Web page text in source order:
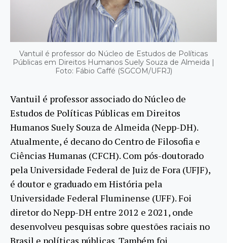
Vantuil é professor do Núcleo de Estudos de Políticas
Públicas em Direitos Humanos Suely Souza de Almeida |
Foto: Fábio Caffé (SGCOM/UFRJ)
Vantuil é professor associado do Núcleo de
Estudos de Políticas Públicas em Direitos
Humanos Suely Souza de Almeida (Nepp-DH).
Atualmente, é decano do Centro de Filosofia e
Ciências Humanas (CFCH). Com pós-doutorado
pela Universidade Federal de Juiz de Fora (UFJF),
é doutor e graduado em História pela
Universidade Federal Fluminense (UFF). Foi
diretor do Nepp-DH entre 2012 e 2021, onde
desenvolveu pesquisas sobre questões raciais no
Brasil e políticas públicas. Também foi